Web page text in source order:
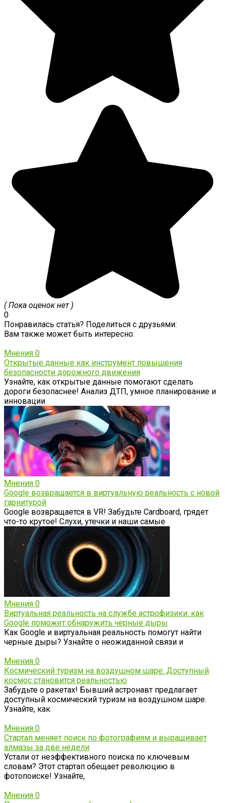
( Пока оценок нет )
0
Понравилась статья? Поделиться с друзьями:
Вам также может быть интересно:
Мнения 0
Открытые данные как инструмент повышения
безопасности дорожного движения
Узнайте, как открытые данные помогают сделать
дороги безопаснее! Анализ ДТП, умное планирование и
инновации
Мнения 0
Google возвращается в виртуальную реальность с новой
гарнитурой
Google возвращается в VR! Забудьте Cardboard, грядет
что-то крутое! Слухи, утечки и наши самые
Мнения 0
Виртуальная реальность на службе астрофизики: как
Google поможет обнаружить черные дыры
Как Google и виртуальная реальность помогут найти
черные дыры? Узнайте о неожиданной связи и
Мнения 0
Космический туризм на воздушном шаре: Доступный
космос становится реальностью
Забудьте о ракетах! Бывший астронавт предлагает
доступный космический туризм на воздушном шаре.
Узнайте, как
Мнения 0
Стартап меняет поиск по фотографиям и выращивает
алмазы за две недели
Устали от неэффективного поиска по ключевым
словам? Этот стартап обещает революцию в
фотопоиске! Узнайте,
Мнения 0